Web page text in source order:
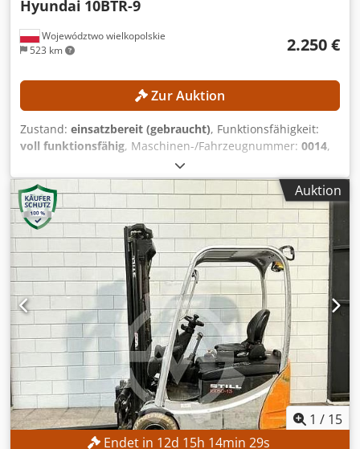
Województwo wielkopolskie
523 km
Hyundai 10BTR-9
2.250 €
Zur Auktion
Zustand: einsatzbereit (gebraucht), Funktionsfähigkeit:
voll funktionsfähig, Maschinen-/Fahrzeugnummer: 0014,
, Betriebsstunden:
kg, Hubhöhe:4.735 mm, Freihub:1.614 mm, Kraftstofftyp:
elektrisch, Masttyp:Triplex, Kein Mindestpreis -
garantierter Verkauf zum höchsten Gebot! TECHNISCHE
DETAILS Tragkraft: 1.000 kg Hubhöhe: 4.735 mm Freihub:
1.614 mm Bauhöhe: 2.120 mm MASCHINEN-DETAILS
Masttyp: Triplex Kraftstofftyp: Elektrisch ISO-Klasse: 2
(1.000–2.500 kg) Chedpfxozrgc Ts Afwja Batteriespannung:
24 V Betriebsstunden: 8.786 h AUSSTATTUNG
Seitenschieber Externe Referenz: SL14355SP
Auktion
1 / 15
Endet in 12d 15h 14min 26s